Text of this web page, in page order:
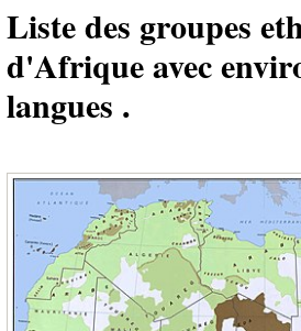
Liste des groupes
d'Afrique avec
langues .